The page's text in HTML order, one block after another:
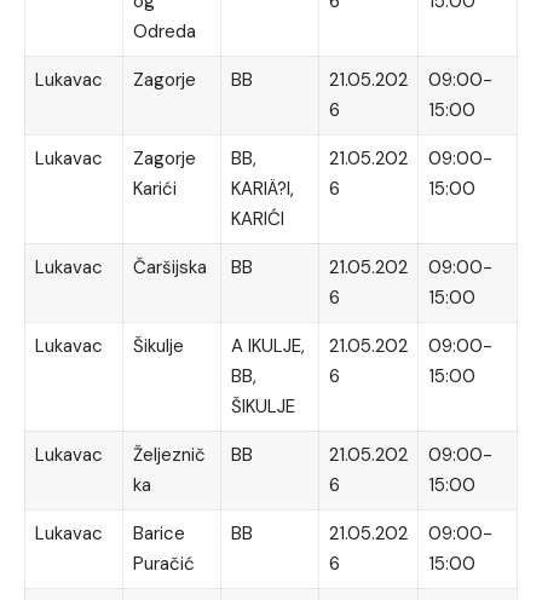
Odreda
Lukavac Zagorje BB
21.05.202
6
09:00-
15:00
Lukavac
Zagorje
Karići
BB,
KARIÄ?I,
KARIĆI
21.05.202
6
09:00-
15:00
Lukavac Čaršijska BB
21.05.202
6
09:00-
15:00
Lukavac
Šikulje
A IKULJE,
BB,
ŠIKULJE
21.05.202
6
09:00-
15:00
Lukavac
Željeznič
ka
BB
21.05.202
6
09:00-
15:00
Lukavac
Barice
Puračić
BB
21.05.202
6
09:00-
15:00